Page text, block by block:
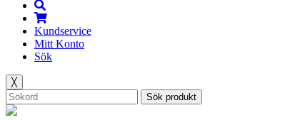
Kundservice
Mitt Konto
Sök
╳
Sök produkt